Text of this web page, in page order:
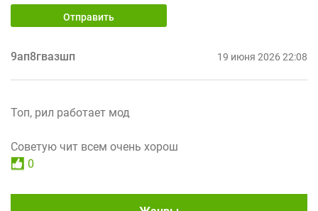
Отправить
9ап8гвазшп 19 июня 2026 22:08
Топ, рил работает мод
Советую чит всем очень хорош
0